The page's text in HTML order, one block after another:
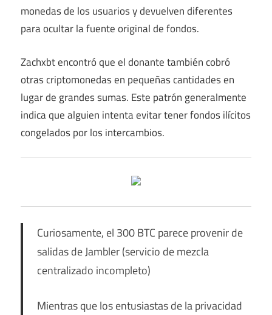
monedas de los usuarios y devuelven diferentes
para ocultar la fuente original de fondos.
Zachxbt encontró que el donante también cobró
otras criptomonedas en pequeñas cantidades en
lugar de grandes sumas. Este patrón generalmente
indica que alguien intenta evitar tener fondos ilícitos
congelados por los intercambios.
Curiosamente, el 300 BTC parece provenir de
salidas de Jambler (servicio de mezcla
centralizado incompleto)
Mientras que los entusiastas de la privacidad